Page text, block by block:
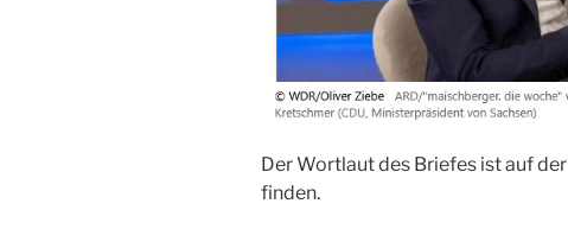
Der Wortlaut des Briefes ist auf der
finden.